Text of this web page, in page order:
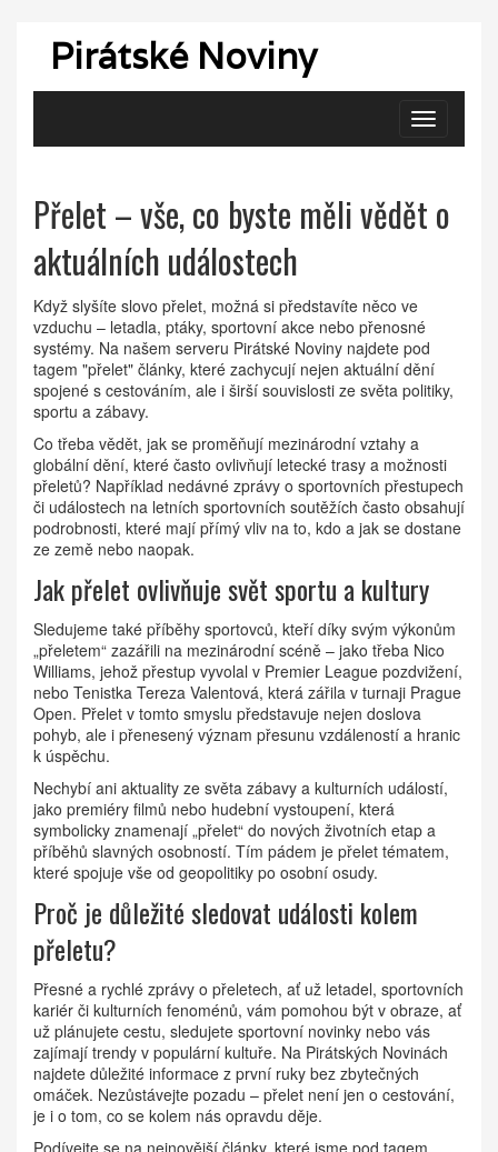
Pirátské Noviny
Zobrazit
navigaci
Přelet – vše, co byste měli vědět o
aktuálních událostech
Když slyšíte slovo přelet, možná si představíte něco ve
vzduchu – letadla, ptáky, sportovní akce nebo přenosné
systémy. Na našem serveru Pirátské Noviny najdete pod
tagem "přelet" články, které zachycují nejen aktuální dění
spojené s cestováním, ale i širší souvislosti ze světa politiky,
sportu a zábavy.
Co třeba vědět, jak se proměňují mezinárodní vztahy a
globální dění, které často ovlivňují letecké trasy a možnosti
přeletů? Například nedávné zprávy o sportovních přestupech
či událostech na letních sportovních soutěžích často obsahují
podrobnosti, které mají přímý vliv na to, kdo a jak se dostane
ze země nebo naopak.
Jak přelet ovlivňuje svět sportu a kultury
Sledujeme také příběhy sportovců, kteří díky svým výkonům
„přeletem“ zazářili na mezinárodní scéně – jako třeba Nico
Williams, jehož přestup vyvolal v Premier League pozdvižení,
nebo Tenistka Tereza Valentová, která zářila v turnaji Prague
Open. Přelet v tomto smyslu představuje nejen doslova
pohyb, ale i přenesený význam přesunu vzdáleností a hranic
k úspěchu.
Nechybí ani aktuality ze světa zábavy a kulturních událostí,
jako premiéry filmů nebo hudební vystoupení, která
symbolicky znamenají „přelet“ do nových životních etap a
příběhů slavných osobností. Tím pádem je přelet tématem,
které spojuje vše od geopolitiky po osobní osudy.
Proč je důležité sledovat události kolem
přeletu?
Přesné a rychlé zprávy o přeletech, ať už letadel, sportovních
kariér či kulturních fenoménů, vám pomohou být v obraze, ať
už plánujete cestu, sledujete sportovní novinky nebo vás
zajímají trendy v populární kultuře. Na Pirátských Novinách
najdete důležité informace z první ruky bez zbytečných
omáček. Nezůstávejte pozadu – přelet není jen o cestování,
je i o tom, co se kolem nás opravdu děje.
Podívejte se na nejnovější články, které jsme pod tagem